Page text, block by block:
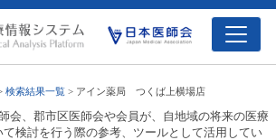
検索結果一覧 > アイン薬局 つくば上横場店
会、郡市区医師会や会員が、自地域の将来の医療
検討を行う際の参考、ツールとして活用してい